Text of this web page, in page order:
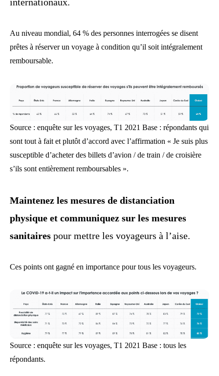
Au niveau mondial, 64 % des personnes interrogées se disent
prêtes à réserver un voyage à condition qu’il soit intégralement
remboursable.
Source : enquête sur les voyages, T1 2021 Base : répondants qui
sont tout à fait et plutôt d’accord avec l’affirmation « Je suis plus
susceptible d’acheter des billets d’avion / de train / de croisière
s’ils sont entièrement remboursables ».
Maintenez les mesures de distanciation
physique et communiquez sur les mesures
sanitaires pour mettre les voyageurs à l’aise.
Ces points ont gagné en importance pour tous les voyageurs.
Source : enquête sur les voyages, T1 2021 Base : tous les
répondants.